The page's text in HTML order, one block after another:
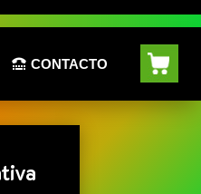
CONTACTO